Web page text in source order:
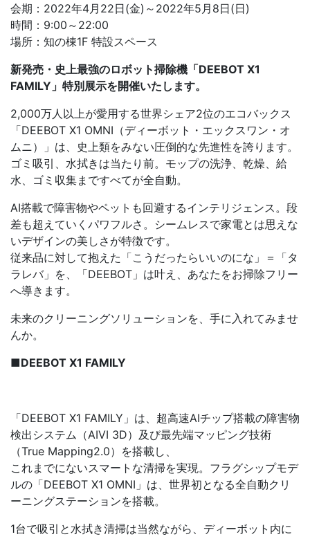
会期：2022年4月22日(金)～2022年5月8日(日)
時間：9:00～22:00
場所：知の棟1F 特設スペース
新発売・史上最強のロボット掃除機「DEEBOT X1
FAMILY」特別展示を開催いたします。
2,000万人以上が愛用する世界シェア2位のエコバックス
「DEEBOT X1 OMNI（ディーボット・エックスワン・オ
ムニ）」は、史上類をみない圧倒的な先進性を誇ります。
ゴミ吸引、水拭きは当たり前。モップの洗浄、乾燥、給
水、ゴミ収集まですべてが全自動。
AI搭載で障害物やペットも回避するインテリジェンス。段
差も超えていくパワフルさ。シームレスで家電とは思えな
いデザインの美しさが特徴です。
従来品に対して抱えた「こうだったらいいのにな」＝「タ
ラレバ」を、「DEEBOT」は叶え、あなたをお掃除フリー
へ導きます。
未来のクリーニングソリューションを、手に入れてみませ
んか。
■DEEBOT X1 FAMILY
「DEEBOT X1 FAMILY」は、超⾼速AIチップ搭載の障害物
検出システム（AIVI 3D）及び最先端マッピング技術
（True Mapping2.0）を搭載し、
これまでにないスマートな清掃を実現。フラグシップモデ
ルの「DEEBOT X1 OMNI」は、世界初となる全⾃動クリ
ーニングステーションを搭載。
1台で吸引と⽔拭き清掃は当然ながら、ディーボット内に